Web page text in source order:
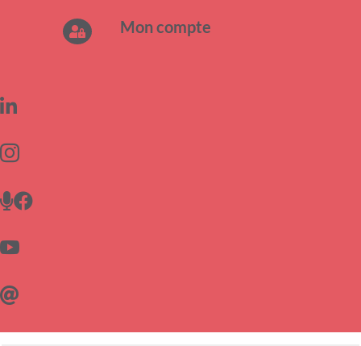
 Mon compte




